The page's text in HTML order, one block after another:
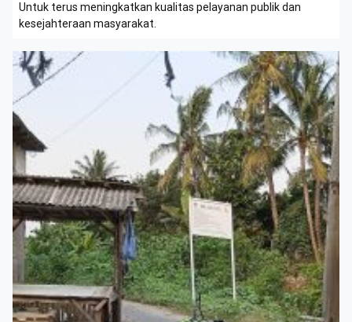
Untuk terus meningkatkan kualitas pelayanan publik dan
kesejahteraan masyarakat.